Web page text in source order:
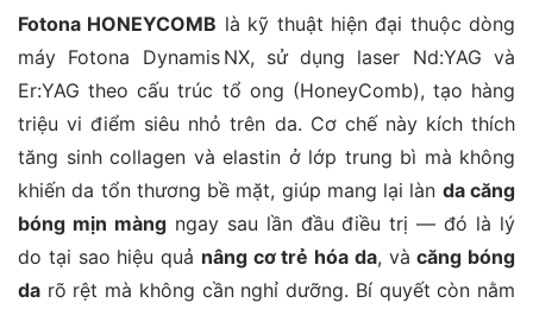
Fotona HONEYCOMB là kỹ thuật hiện đại thuộc dòng
máy Fotona Dynamis NX, sử dụng laser Nd:YAG và
Er:YAG theo cấu trúc tổ ong (HoneyComb), tạo hàng
triệu vi điểm siêu nhỏ trên da. Cơ chế này kích thích
tăng sinh collagen và elastin ở lớp trung bì mà không
khiến da tổn thương bề mặt, giúp mang lại làn da căng
bóng mịn màngngay sau lần đầu điều trị — đó là lý
do tại sao hiệu quả nâng cơ trẻ hóa da, vàcăng bóng
da rõ rệt mà không cần nghỉ dưỡng. Bí quyết còn nằm